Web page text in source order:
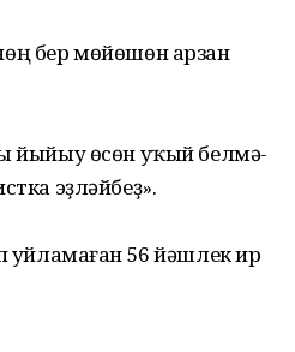
бер мөйөшөн арзан
йыйыу өсөн уҡый белмә­
эҙләйбеҙ».
уйламаған 56 йәшлек ир